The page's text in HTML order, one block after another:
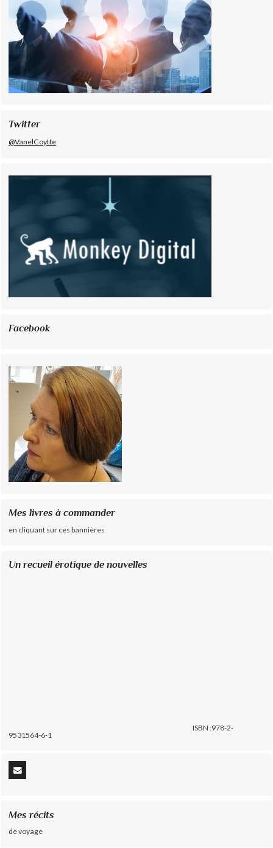
Twitter
@VanelCoytte
Facebook
Mes livres à commander
en cliquant sur ces bannières
Un recueil érotique de nouvelles
ISBN :978-2-
9531564-6-1
Mes récits
de voyage